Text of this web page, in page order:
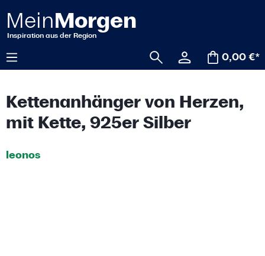
springen
0,00 €*
Kettenanhänger von Herzen,
mit Kette, 925er Silber
leonos